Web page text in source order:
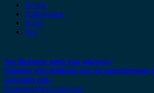
Toyota
Volkswagen
Volvo
Xev
Δεν βρήκατε αυτό που ψάχνετε;
Είμαστε στη διάθεση σας να απαντήσουμε
ερώτηση σας.
Επικοινωνήστε μαζί μας